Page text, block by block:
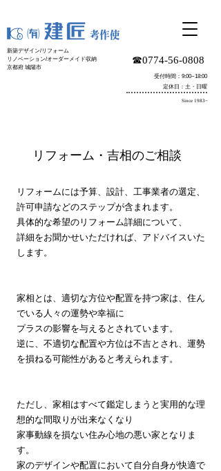
新築デザイン/リフォーム
リノベーション/オーダーメイド収納
京都府 城陽市
☎︎0774-56-0808
受付時間：9:00~18:00
定休日：土・日曜
Since 1983~
リフォーム・吉相のご相談
リフォームには予算、設計、工事業者の選定、
許可申請などのステップが含まれます。
具体的な希望のリフォーム詳細について、
詳細をお聞かせいただければ、アドバイスいた
します。
家相とは、適切な方位や配置を持つ家は、住ん
でいる人々の運勢や幸福に
プラスの影響を与えるとされています。
逆に、不適切な配置や方位は不吉とされ、運勢
を損ねる可能性があると考えられます。
ただし、家相はすべて鑑定しまうと実用的な理
想的な間取りが出来なくなり
家事動線を損ない住み心地の悪い家となりま
す。
家のデザインや配置において自分自身が快適で